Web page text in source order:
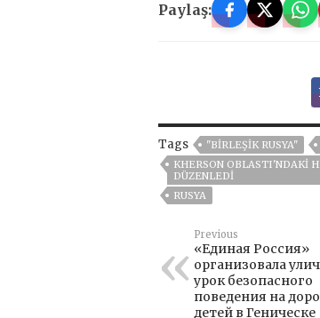
Paylaş:
Tags "BIRLEŞIK RUSYA"
KHERSON OBLASTI'NDAKI
DÜZENLEDI
RUSYA
Previous
«Единая Россия»
организовала
урок безопасного
поведения на
детей в Геническе